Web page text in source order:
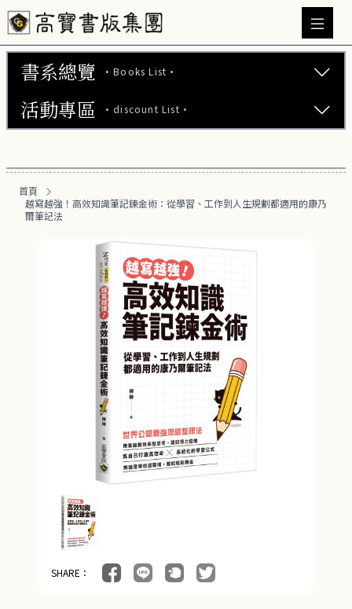
書系總覽 ·Books List·
文學小說 (740)
商業財經 (101)
醫療保健 (54)
親子教養 (14)
人文史哲 (74)
活動專區 ·discount List·
【2本7折】高寶小說系列全圖鑑書展
【66折】高寶小說系列全圖鑑書展
首頁
越寫越強！高效知識筆記鍊金術：從學習、工作到人生規劃都適用的康乃
爾筆記法
SHARE：